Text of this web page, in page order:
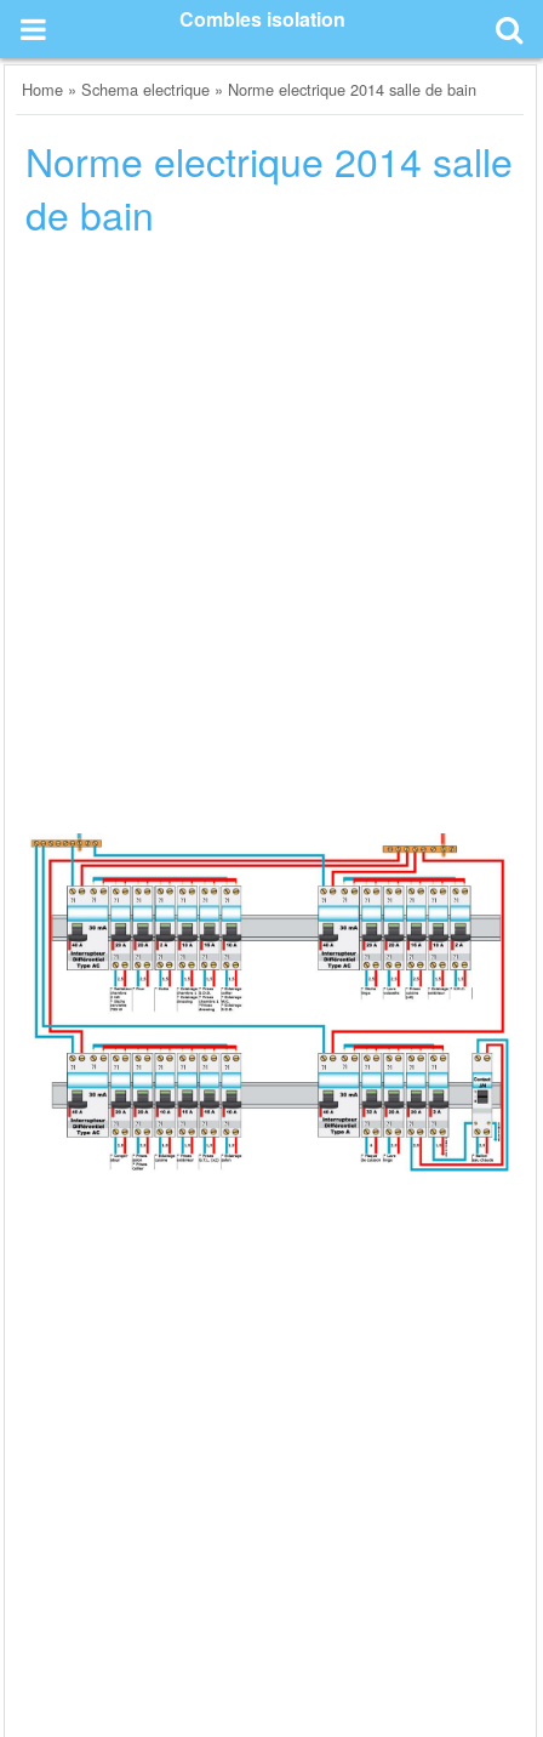
content
Combles isolation
Home »Schema electrique » Norme electrique 2014 salle de bain
Norme electrique 2014 salle
de bain